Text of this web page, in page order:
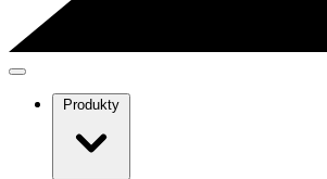
Produkty